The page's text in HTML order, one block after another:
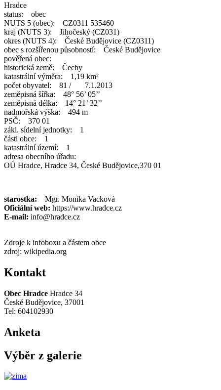
Hradce
status: obec
NUTS 5 (obec): CZ0311 535460
kraj (NUTS 3): Jihočeský (CZ031)
okres (NUTS 4): České Budějovice (CZ0311)
obec s rozšířenou působností: České Budějovice
pověřená obec:
historická země: Čechy
katastrální výměra: 1,19 km²
počet obyvatel: 81 / 7.1.2013
zeměpisná šířka: 48° 56’ 05’’
zeměpisná délka: 14° 21’ 32’’
nadmořská výška: 494 m
PSČ: 370 01
zákl. sídelní jednotky: 1
části obce: 1
katastrální území: 1
adresa obecního úřadu:
OÚ Hradce, Hradce 34, České Budějovice,370 01
starostka: Mgr. Monika Vacková
Oficiální web: https://www.hradce.cz
E-mail: info@hradce.cz
Zdroje k infoboxu a částem obce
zdroj: wikipedia.org
Kontakt
Obec Hradce Hradce 34
České Budějovice, 37001
Tel: 604102930
Anketa
Výběr z galerie